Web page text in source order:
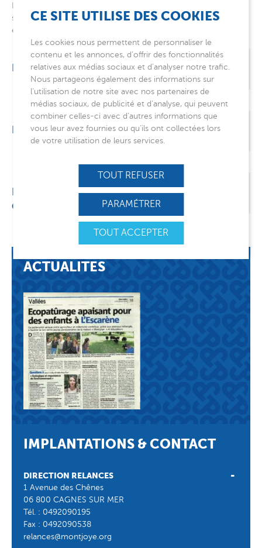
spécifique de ce service dans le cadre du Projet personnalisé
éducatif.
BÉNÉFICIAIRES
NOTRE CAPACITÉ
EFFECTIF DU SERVICE &
ORGANISATION
ACTUALITES
IMPLANTATIONS & CONTACT
DIRECTION RELANCES
1 Avenue des Chênes
06 800 CAGNES SUR MER
Tél. : 0492090195
Fax : 0492090538
relances@montjoye.org
CE SITE UTILISE DES COOKIES
Les cookies nous permettent de personnaliser le
contenu et les annonces, d’offrir des fonctionnalités
relatives aux médias sociaux et d’analyser notre trafic.
Nous partageons également des informations sur
l’utilisation de notre site avec nos partenaires de
médias sociaux, de publicité et d’analyse, qui peuvent
combiner celles-ci avec d’autres informations que
vous leur avez fournies ou qu’ils ont collectées lors
de votre utilisation de leurs services.
TOUT ACCEPTER
TOUT REFUSER
PARAMÉTRER